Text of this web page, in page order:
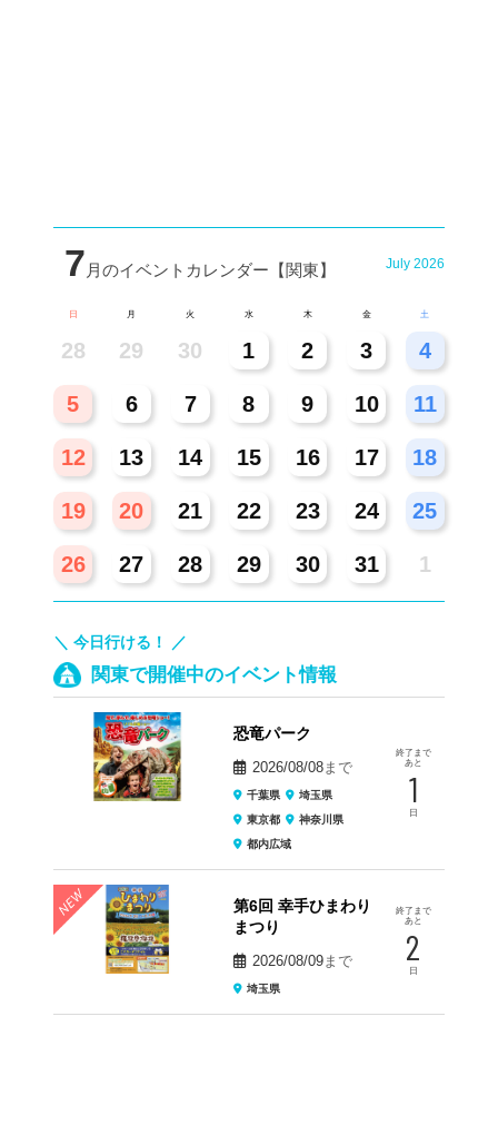
7 月のイベントカレンダー【関東】 July 2026
日 月 火 水 木 金 土
28 29 30 1 2 3 4
5 6 7 8 9 10 11
12 13 14 15 16 17 18
19 20 21 22 23 24 25
26 27 28 29 30 31 1
＼ 今日行ける！ ／
関東で開催中のイベント情報
恐竜パーク
2026/08/08まで
千葉県
埼玉県
東京都
神奈川県
都内広域
終了まで
あと
1
日
第6回 幸手ひまわり
まつり
2026/08/09まで
埼玉県
終了まで
あと
2
日